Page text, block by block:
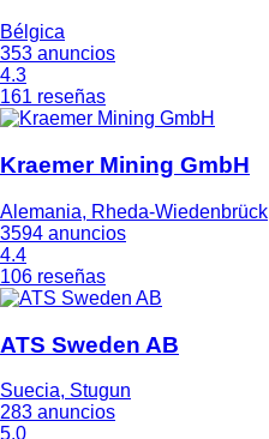
Bélgica
353 anuncios
4.3
161 reseñas
Kraemer Mining GmbH
Alemania, Rheda-Wiedenbrück
3594 anuncios
4.4
106 reseñas
ATS Sweden AB
Suecia, Stugun
283 anuncios
5.0